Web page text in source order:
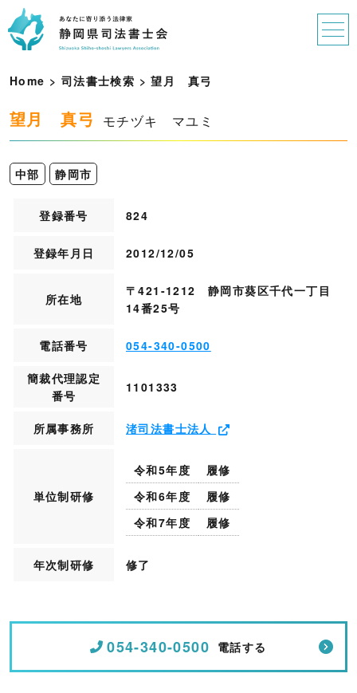
Home > 司法書士検索 >望 月 真弓
望月 真弓 モチヅキ マユミ
中部 静岡市
登録番号 824
登録年月日 2012/12/05
所在地
〒421-1212 静岡市葵区千代一丁目
14番25号
電話番号 054-340-0500
簡裁代理認定
番号
1101333
所属事務所 渚司法書士法人
単位制研修
令和5年度
履修
令和6年度
履修
令和7年度
履修
年次制研修 修了
054-340-0500 電話する